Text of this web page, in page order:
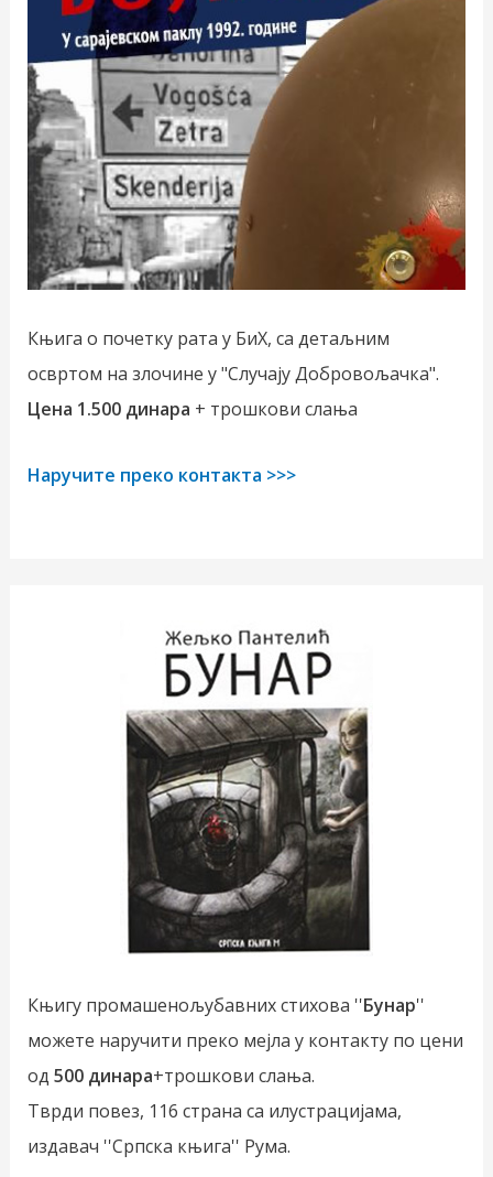
Књига о почетку рата у БиХ, са детаљним
освртом на злочине у "Случају Добровољачка".
Цена 1.500 динара + трошкови слања
Наручите преко контакта >>>
Књигу промашенољубавних стихова ''Бунар''
можете наручити преко мејла у контакту по цени
од 500 динара+трошкови слања.
Тврди повез, 116 страна са илустрацијама,
издавач ''Српска књига'' Рума.